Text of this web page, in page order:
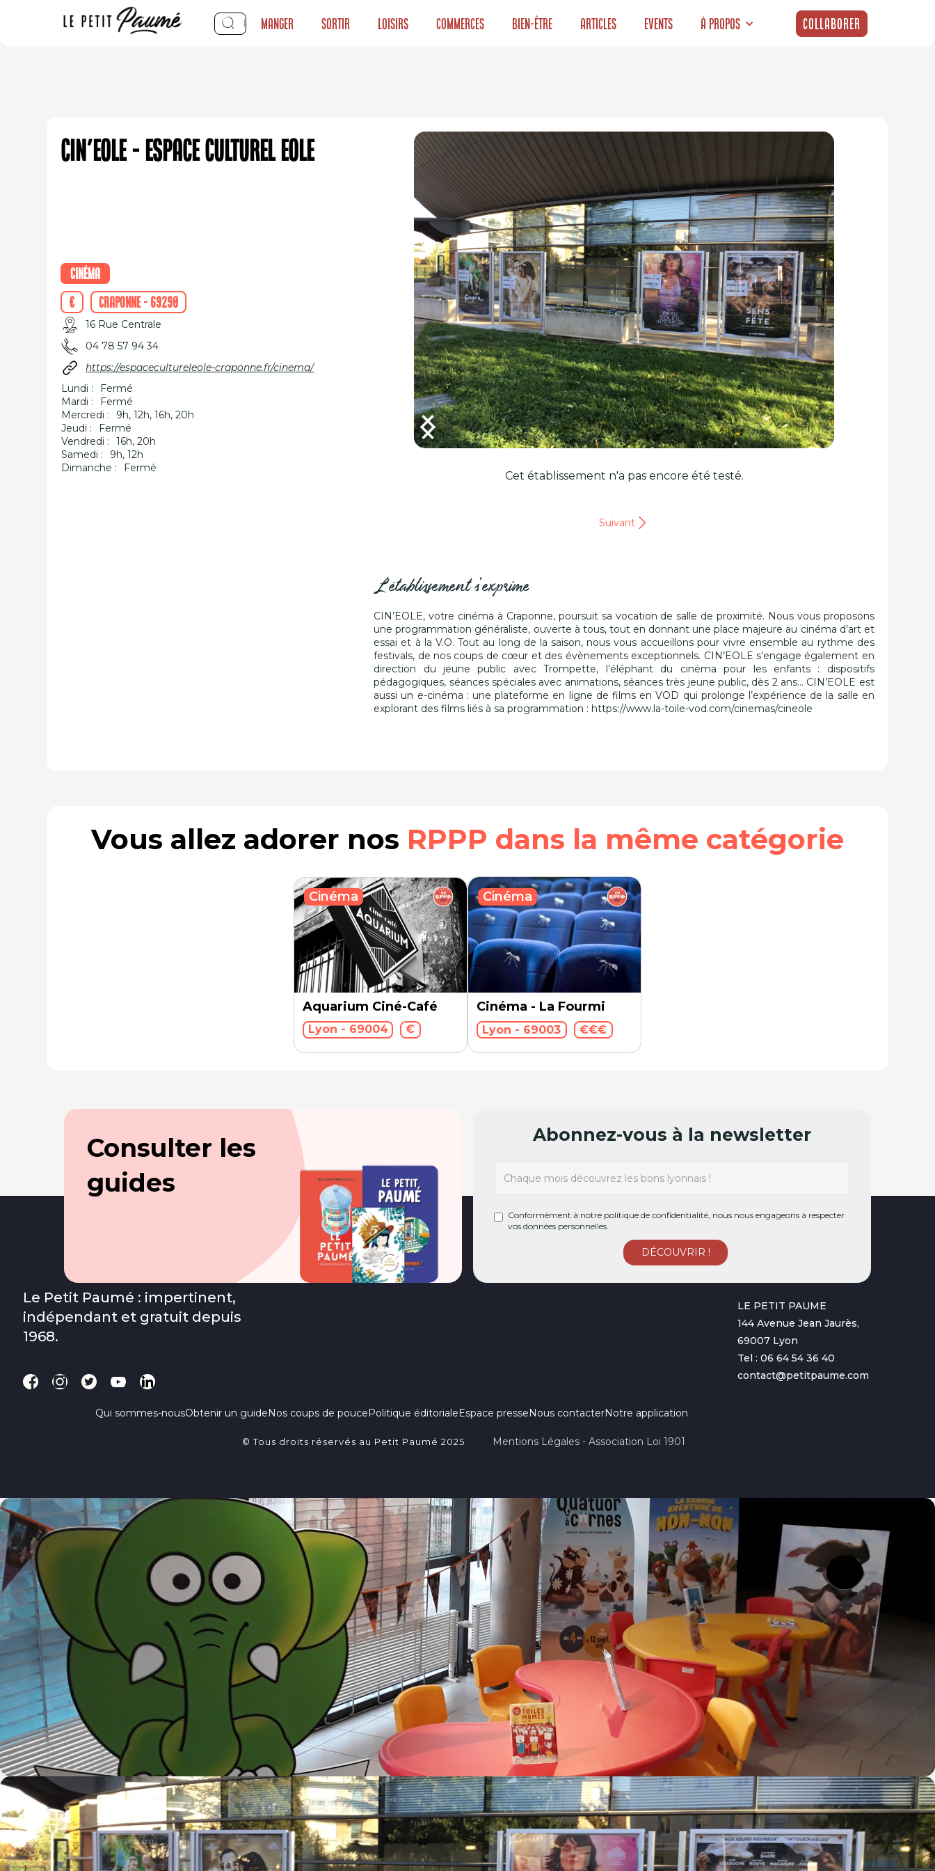
Manger Sortir Loisirs Commerces Bien-être Articles Events À propos Collaborer
CIN'EOLE - Espace culturel Eole
Cinéma
€
Craponne - 69290
16 Rue Centrale
04 78 57 94 34
https://espacecultureleole-craponne.fr/cinema/
Lundi :
Fermé
Mardi :
Fermé
Mercredi :
9h, 12h, 16h, 20h
Jeudi :
Fermé
Vendredi :
16h, 20h
Samedi :
9h, 12h
Dimanche :
Fermé
Cet établissement n'a pas encore été testé.
Suivant
L'établissement s'exprime
CIN’EOLE, votre cinéma à Craponne, poursuit sa vocation de salle de proximité. Nous vous proposons
une programmation généraliste, ouverte à tous, tout en donnant une place majeure au cinéma d’art et
essai et à la V.O. Tout au long de la saison, nous vous accueillons pour vivre ensemble au rythme des
festivals, de nos coups de cœur et des évènements exceptionnels. CIN’EOLE s’engage également en
direction du jeune public avec Trompette, l’éléphant du cinéma pour les enfants : dispositifs
pédagogiques, séances spéciales avec animations, séances très jeune public, dès 2 ans… CIN’EOLE est
aussi un e-cinéma : une plateforme en ligne de films en VOD qui prolonge l’expérience de la salle en
explorant des films liés à sa programmation : https://www.la-toile-vod.com/cinemas/cineole
Vous allez adorer nos RPPP dans la même catégorie
Aquarium Ciné-Café
Lyon - 69004 €
Cinéma
Cinéma - La Fourmi
Lyon - 69003 €€€
Cinéma
Consulter les
guides
Abonnez-vous à la newsletter
Conformément à notre politique de confidentialité, nous nous engageons à respecter
vos données personnelles.
Le Petit Paumé : impertinent,
indépendant et gratuit depuis
1968.
Qui sommes-nousObtenir un guideNos coups de poucePolitique éditorialeEspace presseNous contacterNotre application
LE PETIT PAUME
144 Avenue Jean Jaurès,
69007 Lyon
Tel : 06 64 54 36 40
contact@petitpaume.com
© Tous droits réservés au Petit Paumé 2025 Mentions Légales - Association Loi 1901